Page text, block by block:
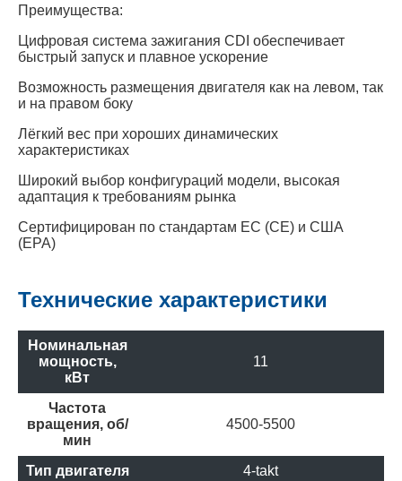
Преимущества:
Цифровая система зажигания CDI обеспечивает
быстрый запуск и плавное ускорение
Возможность размещения двигателя как на левом, так
и на правом боку
Лёгкий вес при хороших динамических
характеристиках
Широкий выбор конфигураций модели, высокая
адаптация к требованиям рынка
Сертифицирован по стандартам ЕС (CE) и США
(EPA)
Технические характеристики
Номинальная
мощность,
кВт
11
Частота
вращения, об/
мин
4500-5500
Тип двигателя
4-takt